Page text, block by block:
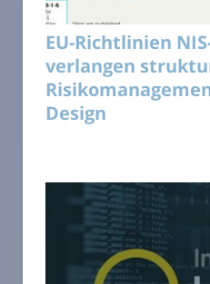
EU-Richtlinien
verlangen
Design